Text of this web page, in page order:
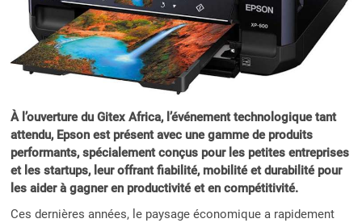
À l’ouverture du Gitex Africa, l’événement technologique tant
attendu, Epson est présent avec une gamme de produits
performants, spécialement conçus pour les petites entreprises
et les startups, leur offrant fiabilité, mobilité et durabilité pour
les aider à gagner en productivité et en compétitivité.
Ces dernières années, le paysage économique a rapidement